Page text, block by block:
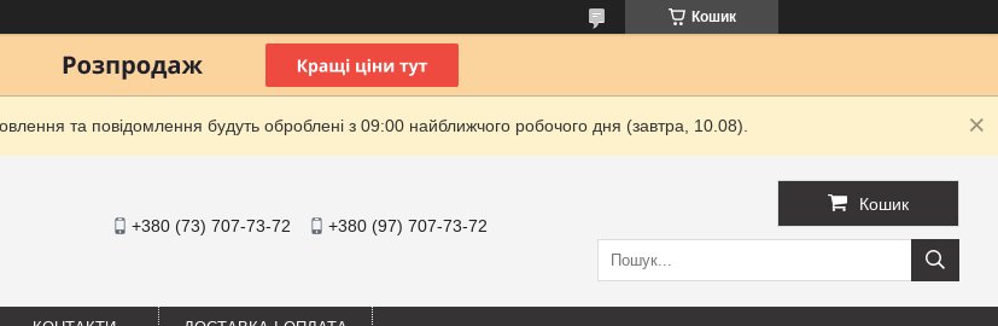
Кошик
та повідомлення будуть оброблені з 09:00 найближчого робочого дня (завтра, 10.08).
+380 (73) 707-73-72 +380 (97) 707-73-72
Кошик